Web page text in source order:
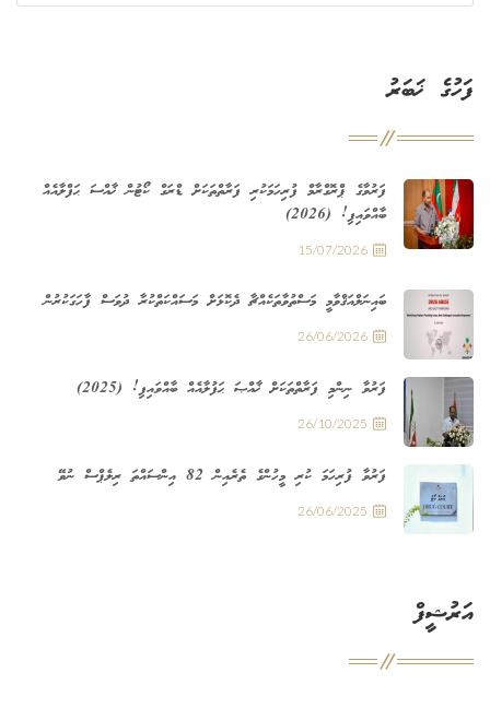
ފަހުގެ ޚަބަރު
ފަރުވާގެ ޕްރޮގްރާމް ފުރިހަމަކުރި ފަރާތްތަކަށް ޑްރަގް ކޯޓުން ޚާއްސަ ޙަފްލާއެއް
ބާއްވައިފި! (2026)
15/07/2026
ބައިނަލްއަޤްވާމީ މަސްތުވާތަކެއްޗާ ދެކޮޅަށް މަސައްކަތްކުރާ ދުވަސް ފާހަގަކުރުން
26/06/2026
ފަރުވާ ނިންމި ފަރާތްތަކަށް ޚާއްޞަ ޙަފުލާއެއް ބާއްވައިފި! (2025)
26/10/2025
ފަރުވާ ފުރިހަމަ ކުރި މީހުންގެ ތެރެއިން 82 އިންސައްތަ ރިލެޕްސް ނުވޭ
26/06/2025
އަރުޝީފް